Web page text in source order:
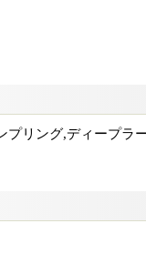
リング,ディープラ